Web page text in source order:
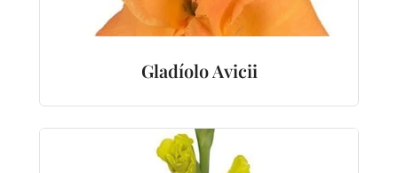
Gladíolo Avicii